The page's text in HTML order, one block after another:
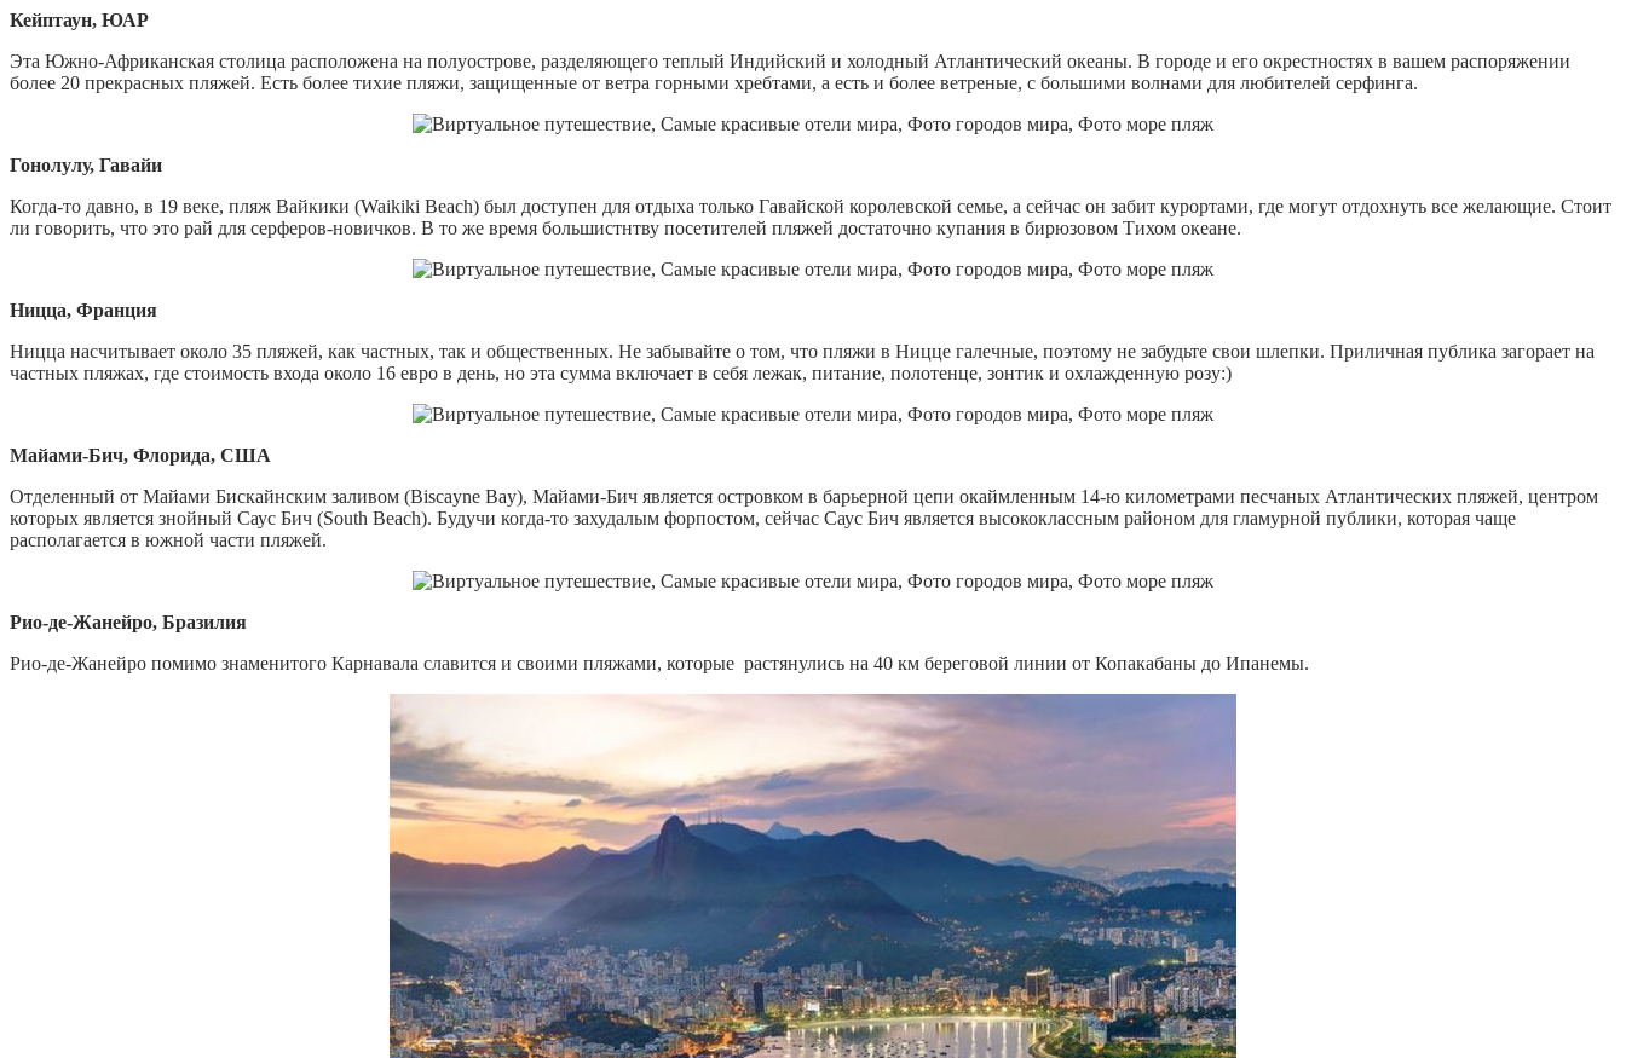
Кейптаун, ЮАР
Эта Южно-Африканская столица расположена на полуострове, разделяющего теплый Индийский и холодный Атлантический океаны. В городе и его окрестностях в вашем распоряжении
более 20 прекрасных пляжей. Есть более тихие пляжи, защищенные от ветра горными хребтами, а есть и более ветреные, с большими волнами для любителей серфинга.
Гонолулу, Гавайи
Когда-то давно, в 19 веке, пляж Вайкики (Waikiki Beach) был доступен для отдыха только Гавайской королевской семье, а сейчас он забит курортами, где могут отдохнуть все желающие. Стоит
ли говорить, что это рай для серферов-новичков. В то же время большистнтву посетителей пляжей достаточно купания в бирюзовом Тихом океане.
Ницца, Франция
Ницца насчитывает около 35 пляжей, как частных, так и общественных. Не забывайте о том, что пляжи в Ницце галечные, поэтому не забудьте свои шлепки. Приличная публика загорает на
частных пляжах, где стоимость входа около 16 евро в день, но эта сумма включает в себя лежак, питание, полотенце, зонтик и охлажденную розу:)
Майами-Бич, Флорида, США
Отделенный от Майами Бискайнским заливом (Biscayne Bay), Майами-Бич является островком в барьерной цепи окаймленным 14-ю километрами песчаных Атлантических пляжей, центром
которых является знойный Саус Бич (South Beach). Будучи когда-то захудалым форпостом, сейчас Саус Бич является высококлассным районом для гламурной публики, которая чаще
располагается в южной части пляжей.
Рио-де-Жанейро, Бразилия
Рио-де-Жанейро помимо знаменитого Карнавала славится и своими пляжами, которые растянулись на 40 км береговой линии от Копакабаны до Ипанемы.